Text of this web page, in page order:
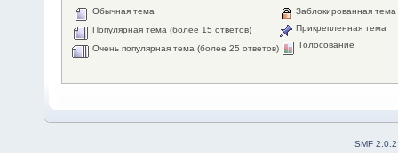
Обычная тема
Популярная тема (более 15 ответов)
Очень популярная тема (более 25 ответов)
Заблокированная тема
Прикрепленная тема
Голосование
SMF 2.0.2